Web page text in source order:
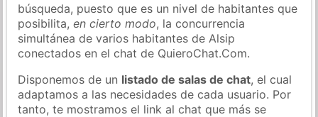
búsqueda, puesto que es un nivel de habitantes que
posibilita,en cierto modo, la concurrencia
simultánea de varios habitantes de Alsip
conectados en el chat de QuieroChat.Com.
Disponemos de un listado de salas de chat, el cual
adaptamos a las necesidades de cada usuario. Por
tanto, te mostramos el link al chat que más se